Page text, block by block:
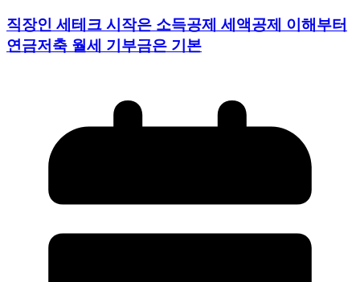
직장인 세테크 시작은 소득공제 세액공제 이해부터
연금저축 월세 기부금은 기본